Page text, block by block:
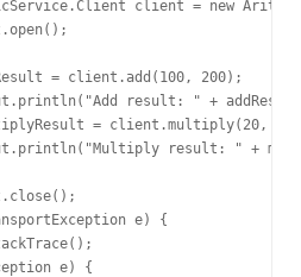
client = new
= client.add(100, 200);
result: " +
= client.multiply(20,
result: " +
e) {
e) {